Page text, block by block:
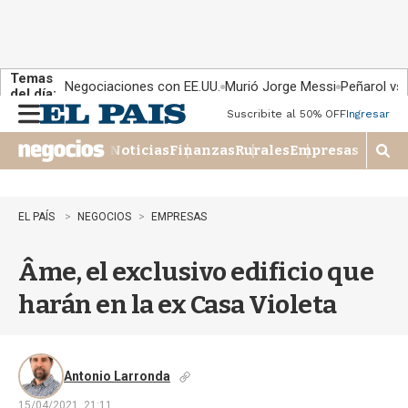
Temas
del día: Negociaciones con EE.UU. Murió Jorge Messi Peñarol
n
u
Suscribite al 50% OFFIngresar
NoticiasFinanzasRuralesEmpresas
M
o
EL PAÍS NEGOCIOS EMPRESAS
Âme, el exclusivo edificio que
harán en la ex Casa Violeta
Antonio Larronda
15/04/2021, 21:11